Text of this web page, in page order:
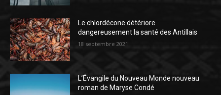
Le chlordécone détériore
dangereusement la santé des Antillais
18 septembre 2021
L’Évangile du Nouveau Monde nouveau
roman de Maryse Condé